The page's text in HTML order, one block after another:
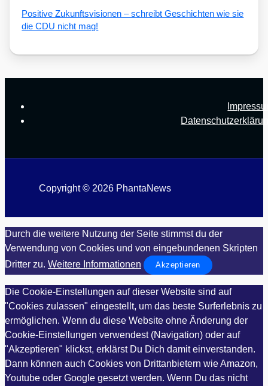
Posi­ti­ve Zukunfts­vi­sio­nen – schreibt Geschich­ten wie sie
die CDU nicht mag!
Copyright © 2026 PhantaNews
Durch die weitere Nutzung der Seite stimmst du der
Verwendung von Cookies und von eingebundenen Skripten
Dritter zu. Weitere Informationen Akzeptieren
Die Cookie-Einstellungen auf dieser Website sind auf
"Cookies zulassen" eingestellt, um das beste Surferlebnis zu
ermöglichen. Wenn du diese Website ohne Änderung der
Cookie-Einstellungen verwendest (Navigation) oder auf
"Akzeptieren" klickst, erklärst Du Dich damit einverstanden.
Dann können auch Cookies von Drittanbietern wie Amazon,
Youtube oder Google gesetzt werden. Wenn Du das nicht